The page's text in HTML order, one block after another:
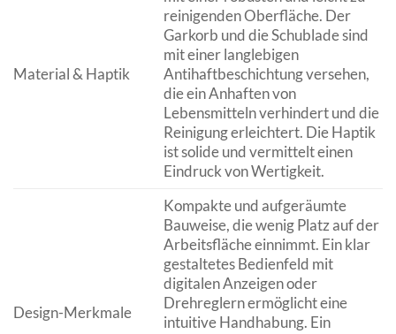
Material & Haptik
reinigenden Oberfläche. Der
Garkorb und die Schublade sind
mit einer langlebigen
Antihaftbeschichtung versehen,
die ein Anhaften von
Lebensmitteln verhindert und die
Reinigung erleichtert. Die Haptik
ist solide und vermittelt einen
Eindruck von Wertigkeit.
Design-Merkmale
Kompakte und aufgeräumte
Bauweise, die wenig Platz auf der
Arbeitsfläche einnimmt. Ein klar
gestaltetes Bedienfeld mit
digitalen Anzeigen oder
Drehreglern ermöglicht eine
intuitive Handhabung. Ein